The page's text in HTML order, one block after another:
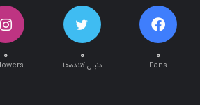
۰
Fans
۰
دنبال کننده‌ها
۰